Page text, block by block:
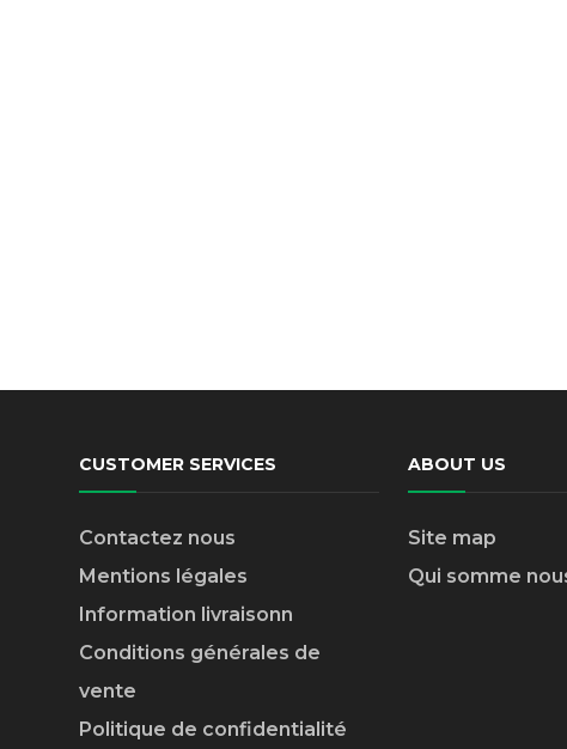
CUSTOMER SERVICES
Contactez nous
Mentions légales
Information livraisonn
Conditions générales de
vente
Politique de confidentialité
ABOUT US
Site map
Qui somme